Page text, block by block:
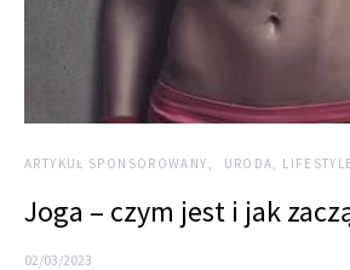
ARTYKUŁ SPONSOROWANY URODA, LIFESTYLE
Joga – czym jest i jak
02/03/2023